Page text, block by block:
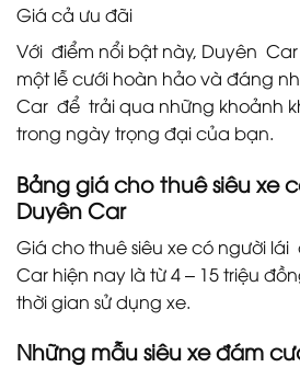
Giá cả ưu đãi
Với điểm nổi bật này, Duyên
một lễ cưới hoàn hảo và đáng
Car để trải qua những khoảnh
trong ngày trọng đại của bạn.
Bảng giá cho thuê siêu xe
Duyên Car
Giá cho thuê siêu xe có người
Car hiện nay là từ 4 – 15 triệu
thời gian sử dụng xe.
Những mẫu siêu xe đám